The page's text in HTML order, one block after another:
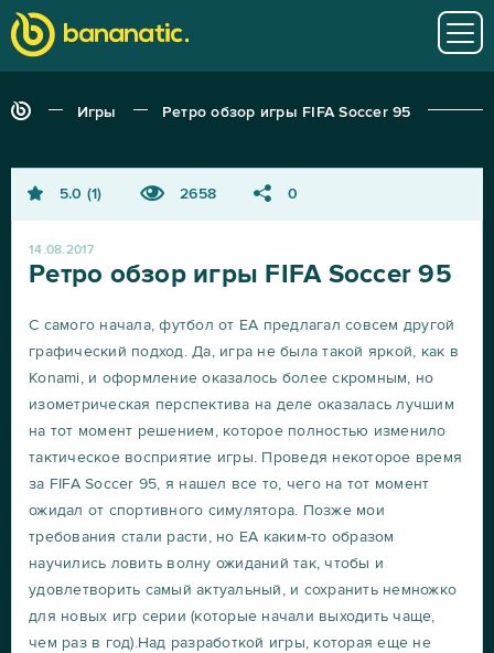
Игры Ретро обзор игры FIFA Soccer 95
5.0 1 2658 0
14.08.2017
Ретро обзор игры FIFA Soccer 95
С самого начала, футбол от ЕА предлагал совсем другой
графический подход. Да, игра не была такой яркой, как в
Konami, и оформление оказалось более скромным, но
изометрическая перспектива на деле оказалась лучшим
на тот момент решением, которое полностью изменило
тактическое восприятие игры. Проведя некоторое время
за FIFA Soccer 95, я нашел все то, чего на тот момент
ожидал от спортивного симулятора. Позже мои
требования стали расти, но ЕА каким-то образом
научились ловить волну ожиданий так, чтобы и
удовлетворить самый актуальный, и сохранить немножко
для новых игр серии (которые начали выходить чаще,
чем раз в год).Над разработкой игры, которая еще не